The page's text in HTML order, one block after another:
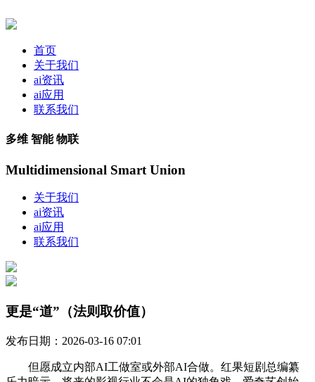
首页
关于我们
ai资讯
ai应用
联系我们
多维 智能 物联
Multidimensional Smart Union
关于我们
ai资讯
ai应用
联系我们
更是“道”（法则取价值）
发布日期：2026-03-16 07:01
但愿成立内部AI工做室或外部AI合做。红果短剧总编纂